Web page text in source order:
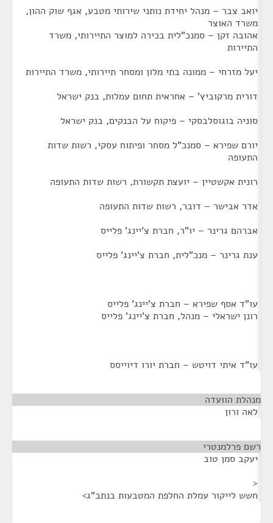
יואב צבר – מנהל יחידת נותני שירותי מטבע, אגף שוק ההון,
משרד האוצר
אהובה זקן – סמנכ"לית בכירה למוצר התיירותי, משרד
התיירות
יעל מזרחי – ממונה בתי מלון ומסחר תיירותי, משרד התיירות
דורית מרקוביץ' – אחראית תחום עמלות, בנק ישראל
סוניה בוגוסלבסקי – פיקוח על הבנקים, בנק ישראל
יורם שפירא – סמנכ"ל מסחר ופיתוח עסקי, רשות שדות
התעופה
רונית אקשטיין – יועצת תקשורת, רשות שדות התעופה
אדר אבישר – דובר, רשות שדות התעופה
אברהם גרינר – יו"ר, חברת צ'יינג' פלייס
ענת גרינר – מנכ"לית, חברת צ'יינג' פלייס
עו"ד אסף שפירא – חברת צ'יינג' פלייס
רונן ישראלי – מנהל, חברת צ'יינג' פלייס
עו"ד איתי דויטש – חברת יורו דיוייסס
מנהלת הוועדה
לאה ורון
רשם פרלמנטרי
יעקב סמן טוב
<
חשש לייקור עמלת החלפת המטבעות בנתב"ג>